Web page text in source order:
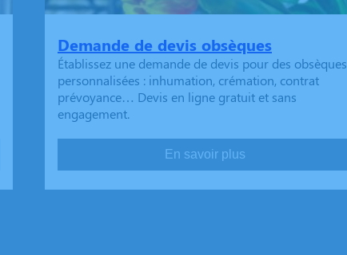
Demande de devis obsèques
Établissez une demande de devis pour des obsèques
personnalisées : inhumation, crémation, contrat
prévoyance… Devis en ligne gratuit et sans
engagement.
En savoir plus